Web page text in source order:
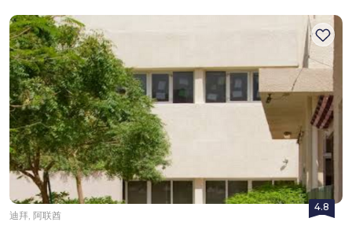
4.8
迪拜, 阿联酋